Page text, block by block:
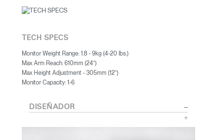
TECH SPECS
Monitor Weight Range: 1.8 - 9kg (4-20 lbs.)
Max Arm Reach: 610mm (24”)
Max Height Adjustment - 305mm (12”)
Monitor Capacity: 1-6
DISEÑADOR